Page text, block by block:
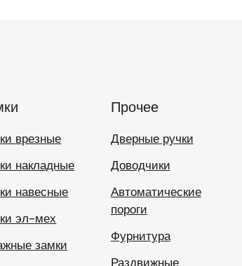
врезные
накладные
навесные
эл-мех
замки
Прочее
Дверные ручки
Доводчики
Автоматические
пороги
Фурнитура
Раздвижные